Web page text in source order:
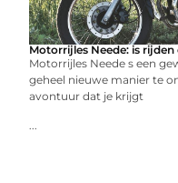
Motorrijles Neede: is
Motorrijles Neede s een
geheel nieuwe manier te
avontuur dat je krijgt
...